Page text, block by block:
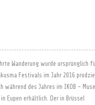
Wanderung wurde ursprünglich
Festivals im Jahr 2016
während des Jahres im IKOB –
Eupen erhältlich. Der in Brüssel